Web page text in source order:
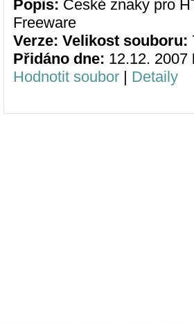
Popis: České znaky pro
Freeware
Verze: Velikost souboru:
Přidáno dne: 12.12. 2007
Hodnotit soubor | Detaily